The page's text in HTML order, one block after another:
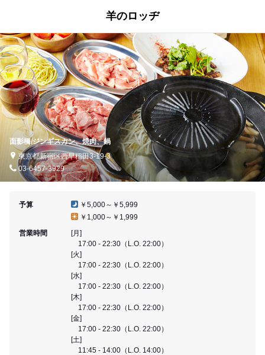
羊のロッヂ
面影橋/ジンギスカン、焼肉、鍋
東京都新宿区西早稲田3-19-3
03-6457-3929
予算
￥5,000～￥5,999
￥1,000～￥1,999
営業時間
[月]
17:00 - 22:30（L.O. 22:00）
[火]
17:00 - 22:30（L.O. 22:00）
[水]
17:00 - 22:30（L.O. 22:00）
[木]
17:00 - 22:30（L.O. 22:00）
[金]
17:00 - 22:30（L.O. 22:00）
[土]
11:45 - 14:00（L.O. 14:00）